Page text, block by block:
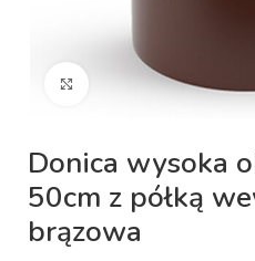
Kliknij aby powiększyć
Donica wysoka
50cm z półką
brązowa